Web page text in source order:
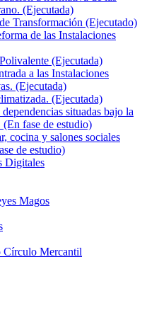
(Ejecutada)
Transformación (Ejecutado)
de las Instalaciones
(Ejecutada)
a las Instalaciones
(Ejecutada)
(Ejecutada)
situadas bajo la
fase de estudio)
cocina y salones sociales
de estudio)
Digitales
Magos
Círculo Mercantil